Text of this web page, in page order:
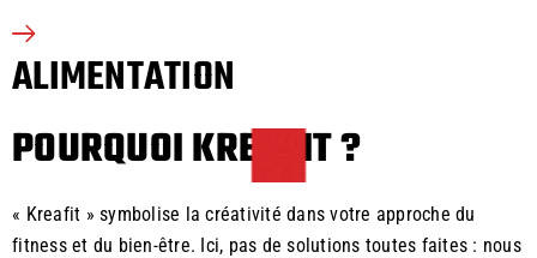
ALIMENTATION
POURQUOI KREAFIT ?
« Kreafit » symbolise la créativité dans votre approche du
fitness et du bien-être. Ici, pas de solutions toutes faites : nous